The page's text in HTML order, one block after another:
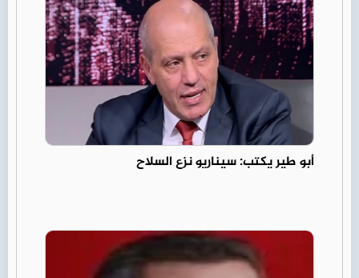
أبو طير يكتب: سيناريو نزع السلاح